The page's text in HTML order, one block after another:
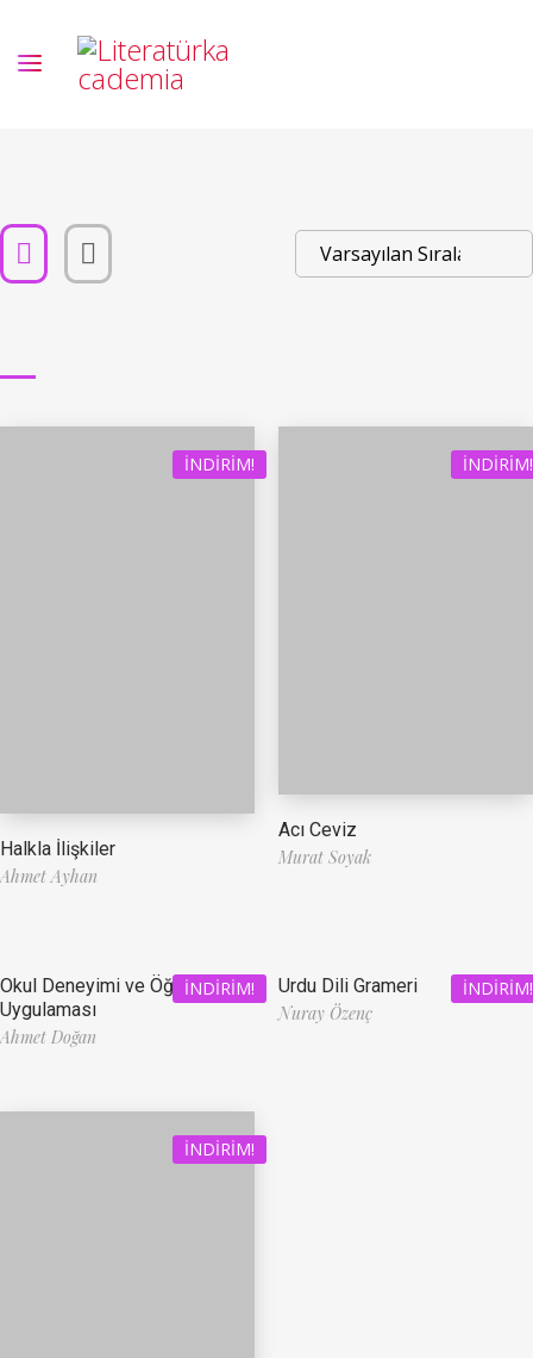
İNDIRIM!
Halkla İlişkiler
Ahmet Ayhan
İNDIRIM!
Acı Ceviz
Murat Soyak
İNDIRIM!
Okul Deneyimi ve Öğretmenlik
Uygulaması
Ahmet Doğan
İNDIRIM!
Urdu Dili Grameri
Nuray Özenç
İNDIRIM!